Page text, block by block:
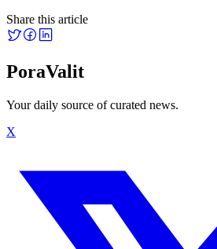
Share this article
PoraValit
Your daily source of curated news.
X